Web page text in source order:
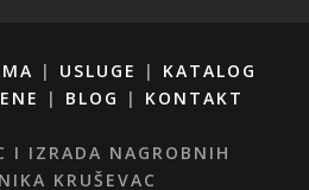
| USLUGE | KATALOG
| BLOG | KONTAKT
I IZRADA NAGROBNIH
KRUŠEVAC